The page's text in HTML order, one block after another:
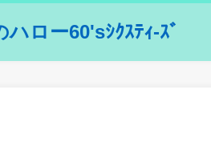
ロー60'sｼｸｽﾃｨ-ｽﾞ